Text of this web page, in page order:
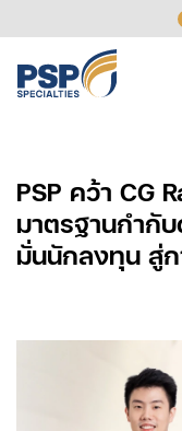
PSP คว้า CG
มาตรฐานกำกั
มั่นนักลงทุน สู่ก